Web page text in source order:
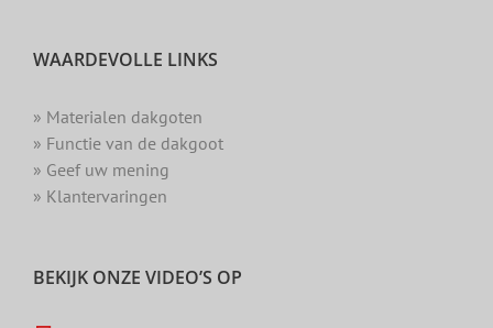
WAARDEVOLLE LINKS
» Materialen dakgoten
» Functie van de dakgoot
» Geef uw mening
» Klantervaringen
BEKIJK ONZE VIDEO’S OP